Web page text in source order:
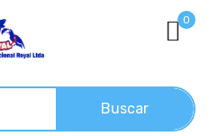
0
Buscar